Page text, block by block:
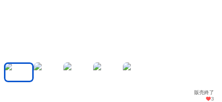
販売終了
3